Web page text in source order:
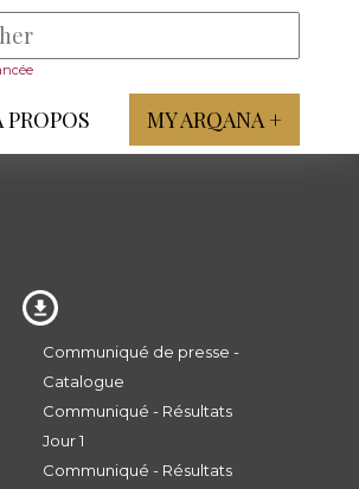
PROPOS MY ARQANA +
Communiqué de presse -
Catalogue
Communiqué - Résultats
Jour 1
Communiqué - Résultats